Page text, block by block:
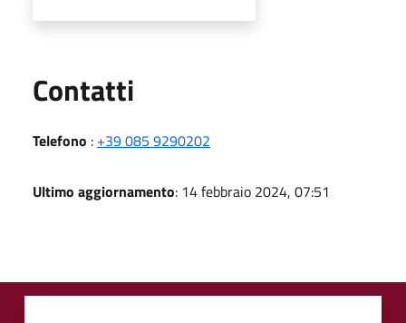
Contatti
Telefono : +39 085 9290202
Ultimo aggiornamento: 14 febbraio 2024, 07:51